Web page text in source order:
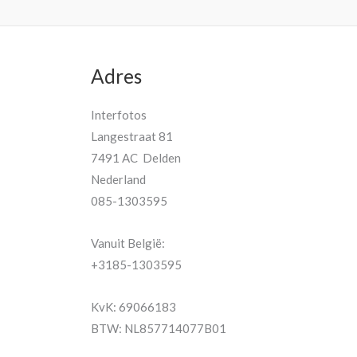
Adres
Interfotos
Langestraat 81
7491 AC Delden
Nederland
085-1303595
Vanuit België:
+3185-1303595
KvK: 69066183
BTW: NL857714077B01